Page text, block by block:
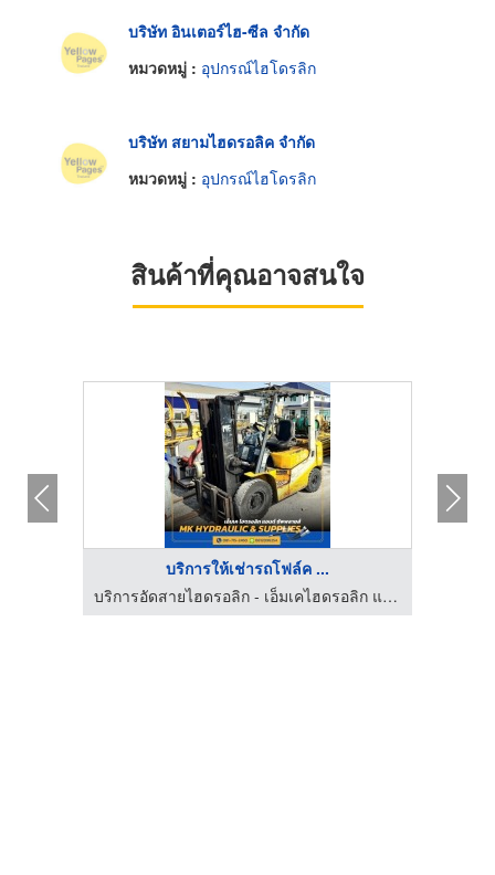
บริษัท อินเตอร์ไฮ-ซีล จำกัด
หมวดหมู่ : อุปกรณ์ไฮโดรลิก
บริษัท สยามไฮดรอลิค จำกัด
หมวดหมู่ : อุปกรณ์ไฮโดรลิก
สินค้าที่คุณอาจสนใจ
บริการให้เช่ารถโฟล์ค ...
บริการอัดสายไฮดรอลิก - เอ็มเคไฮดรอลิก แอนด์ซัพพลายส์